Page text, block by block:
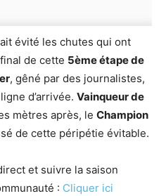
évité les chutes qui ont
de cette 5ème étape de
, gêné par des journalistes,
d’arrivée. Vainqueur de
mètres après, le Champion
de cette péripétie évitable.
et suivre la saison
: Cliquer ici